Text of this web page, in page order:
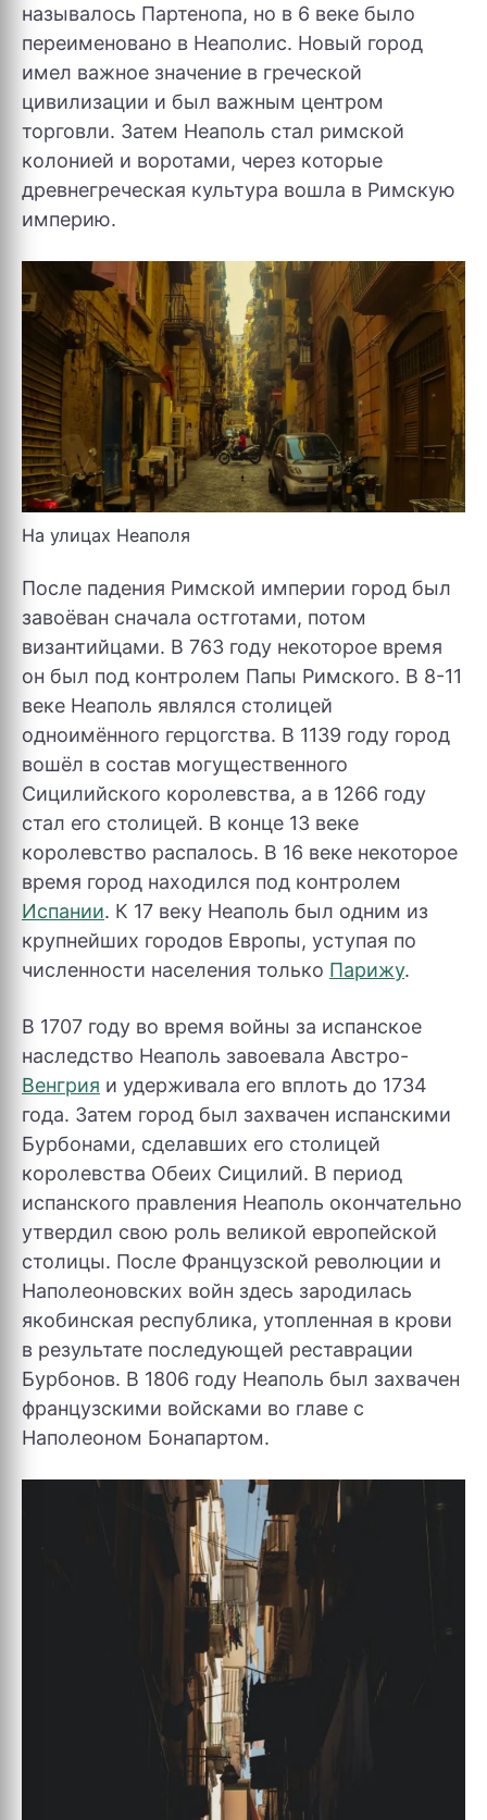
называлось Партенопа, но в 6 веке было
переименовано в Неаполис. Новый город
имел важное значение в греческой
цивилизации и был важным центром
торговли. Затем Неаполь стал римской
колонией и воротами, через которые
древнегреческая культура вошла в Римскую
империю.
На улицах Неаполя
После падения Римской империи город был
завоёван сначала остготами, потом
византийцами. В 763 году некоторое время
он был под контролем Папы Римского. В 8-11
веке Неаполь являлся столицей
одноимённого герцогства. В 1139 году город
вошёл в состав могущественного
Сицилийского королевства, а в 1266 году
стал его столицей. В конце 13 веке
королевство распалось. В 16 веке некоторое
время город находился под контролем
Испании. К 17 веку Неаполь был одним из
крупнейших городов Европы, уступая по
численности населения только Парижу.
В 1707 году во время войны за испанское
наследство Неаполь завоевала Австро-
Венгрия и удерживала его вплоть до 1734
года. Затем город был захвачен испанскими
Бурбонами, сделавших его столицей
королевства Обеих Сицилий. В период
испанского правления Неаполь окончательно
утвердил свою роль великой европейской
столицы. После Французской революции и
Наполеоновских войн здесь зародилась
якобинская республика, утопленная в крови
в результате последующей реставрации
Бурбонов. В 1806 году Неаполь был захвачен
французскими войсками во главе с
Наполеоном Бонапартом.